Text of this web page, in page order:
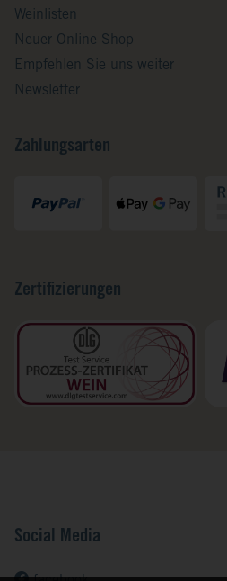
Weinlisten
Neuer Online-Shop
Empfehlen Sie uns weiter
Newsletter
Zahlungsarten
Zertifizierungen
Social Media